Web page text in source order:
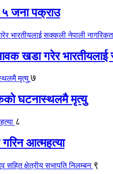
५ जना पक्राउ
खडा गरेर भारतीयलाई
७
घटनास्थलमै मृत्यु
८
गरिन आत्महत्या
९